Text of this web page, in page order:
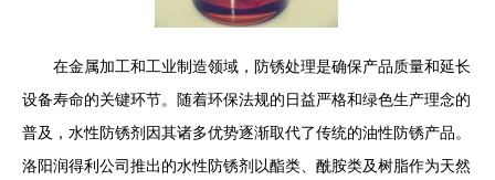
在金属加工和工业制造领域，防锈处理是确保产品质量和延长
设备寿命的关键环节。随着环保法规的日益严格和绿色生产理念的
普及，水性防锈剂因其诸多优势逐渐取代了传统的油性防锈产品。
洛阳润得利公司推出的水性防锈剂以酯类、酰胺类及树脂作为天然